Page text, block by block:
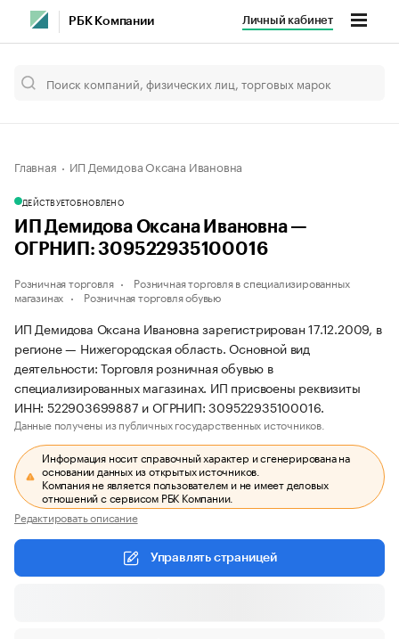
РБК Компании Личный кабинет
Главная ИП Демидова Оксана Ивановна
ДЕЙСТВУЕТОБНОВЛЕНО
ИП Демидова Оксана Ивановна —
ОГРНИП: 309522935100016
Розничная торговля
Розничная торговля в специализированных
магазинах
Розничная торговля обувью
ИП Демидова Оксана Ивановна зарегистрирован 17.12.2009, в
регионе — Нижегородская область. Основной вид
деятельности: Торговля розничная обувью в
специализированных магазинах. ИП присвоены реквизиты
ИНН: 522903699887 и ОГРНИП: 309522935100016.
Данные получены из публичных государственных источников.
Информация носит справочный характер и сгенерирована на
основании данных из открытых источников.
Компания не является пользователем и не имеет деловых
отношений с сервисом РБК Компании.
Редактировать описание
Управлять страницей